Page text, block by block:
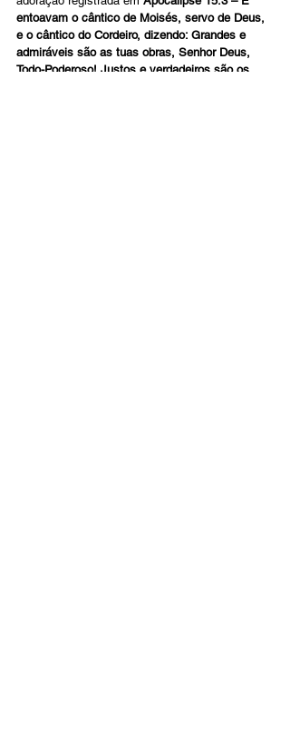
entoavam o cântico de Moisés, servo de Deus,
e o cântico do Cordeiro, dizendo: Grandes e
admiráveis são as tuas obras, Senhor Deus,
Todo-Poderoso! Justos e verdadeiros são os